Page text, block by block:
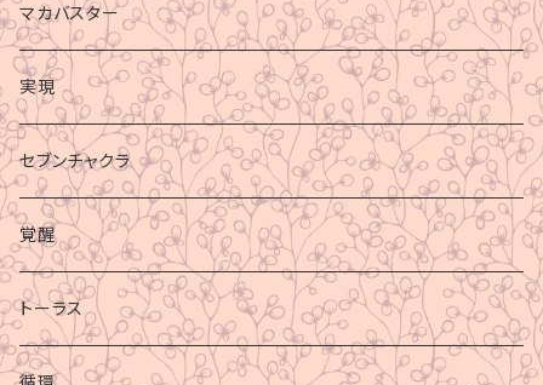
マカバスター
実現
セブンチャクラ
覚醒
トーラス